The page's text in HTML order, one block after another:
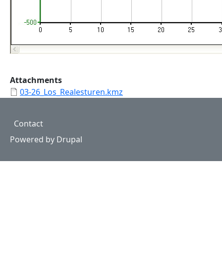
Attachments
03-26_Los_Realesturen.kmz
Footer
Contact
Powered by Drupal